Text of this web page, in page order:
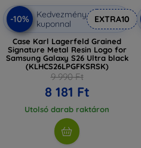
-10%
Kedvezmény
kuponnal
EXTRA10
Case Karl Lagerfeld Grained
Signature Metal Resin Logo for
Samsung Galaxy S26 Ultra black
(KLHCS26LPGFKSRSK)
9 990 Ft
8 181 Ft
Utolsó darab raktáron